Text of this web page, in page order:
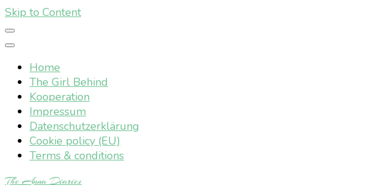
Skip to Content
Home
The Girl Behind
Kooperation
Impressum
Datenschutzerklärung
Cookie policy (EU)
Terms & conditions
The Anna Diaries